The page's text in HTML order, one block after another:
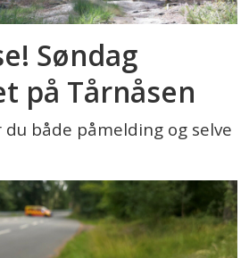
Søndag
på Tårnåsen
du både påmelding og selve